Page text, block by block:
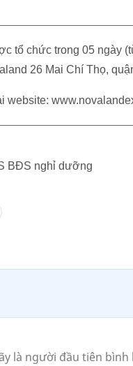
tổ chức trong 05 ngày
26 Mai Chí Thọ,
BĐS nghỉ dưỡng